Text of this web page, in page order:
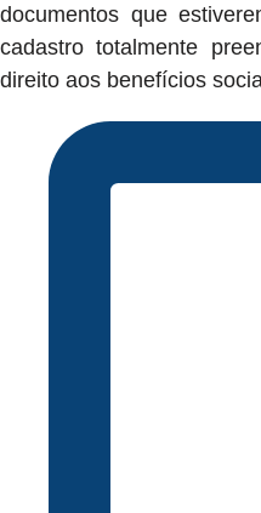
documentos que
cadastro totalmente
direito aos benefícios